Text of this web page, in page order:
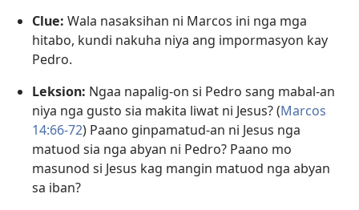
Clue: Wala nasaksihan ni Marcos ini nga mga
hitabo, kundi nakuha niya ang impormasyon kay
Pedro.
Leksion: Ngaa napalig-on si Pedro sang mabal-an
niya nga gusto sia makita liwat ni Jesus? (Marcos
14:66-72) Paano ginpamatud-an ni Jesus nga
matuod sia nga abyan ni Pedro? Paano mo
masunod si Jesus kag mangin matuod nga abyan
sa iban?